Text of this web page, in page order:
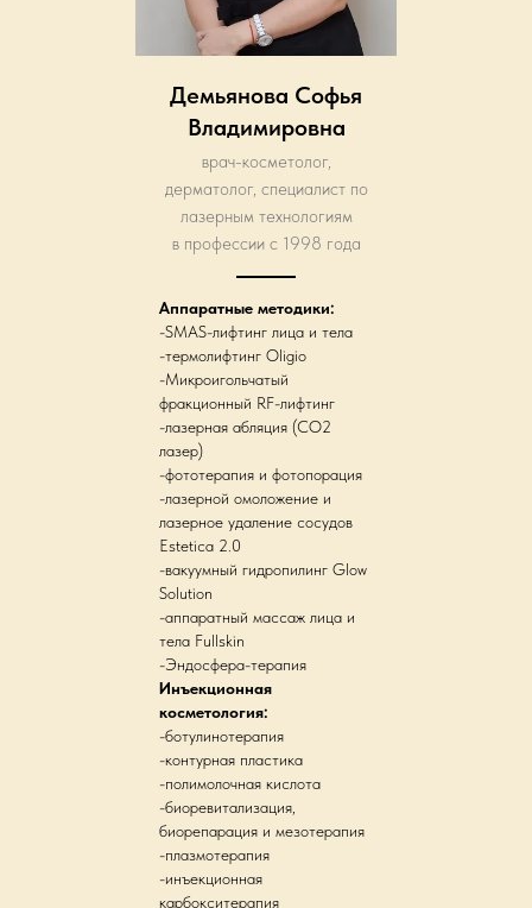
Демьянова Софья
Владимировна
врач-косметолог,
дерматолог, специалист по
лазерным технологиям
в профессии с 1998 года
Аппаратные методики:
-SMAS-лифтинг лица и тела
-термолифтинг Oligio
-Микроигольчатый
фракционный RF-лифтинг
-лазерная абляция (СО2
лазер)
-фототерапия и фотопорация
-лазерной омоложение и
лазерное удаление сосудов
Estetica 2.0
-вакуумный гидропилинг Glow
Solution
-аппаратный массаж лица и
тела Fullskin
-Эндосфера-терапия
Инъекционная
косметология:
-ботулинотерапия
-контурная пластика
-полимолочная кислота
-биоревитализация,
биорепарация и мезотерапия
-плазмотерапия
-инъекционная
карбокситерапия